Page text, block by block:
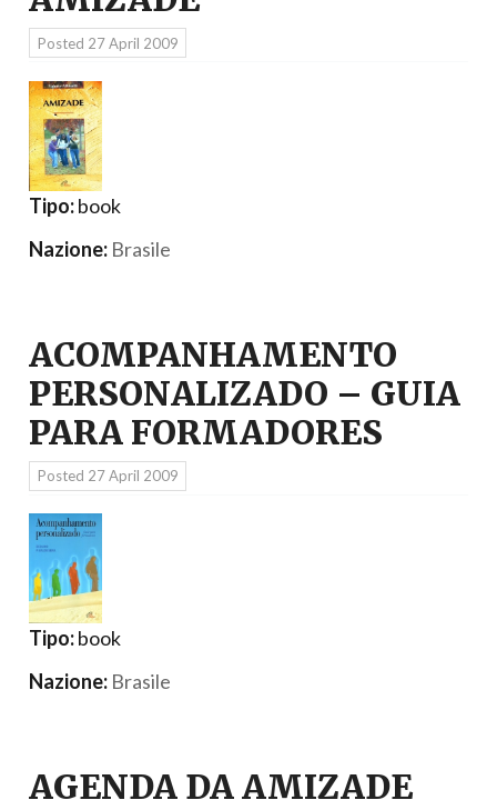
Posted 27 April 2009
Tipo:book
Nazione: Brasile
ACOMPANHAMENTO
PERSONALIZADO – GUIA
PARA FORMADORES
Posted 27 April 2009
Tipo:book
Nazione: Brasile
AGENDA DA AMIZADE